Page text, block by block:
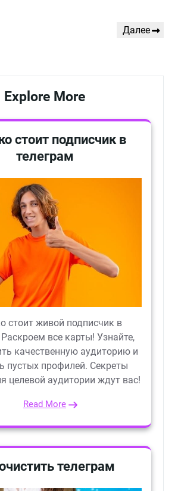
Следующая
Далее
Explore More
стоит подписчик в
телеграм
стоит живой подписчик в
все карты! Узнайте,
качественную аудиторию и
пустых профилей. Секреты
целевой аудитории ждут вас!
Read More
телеграм